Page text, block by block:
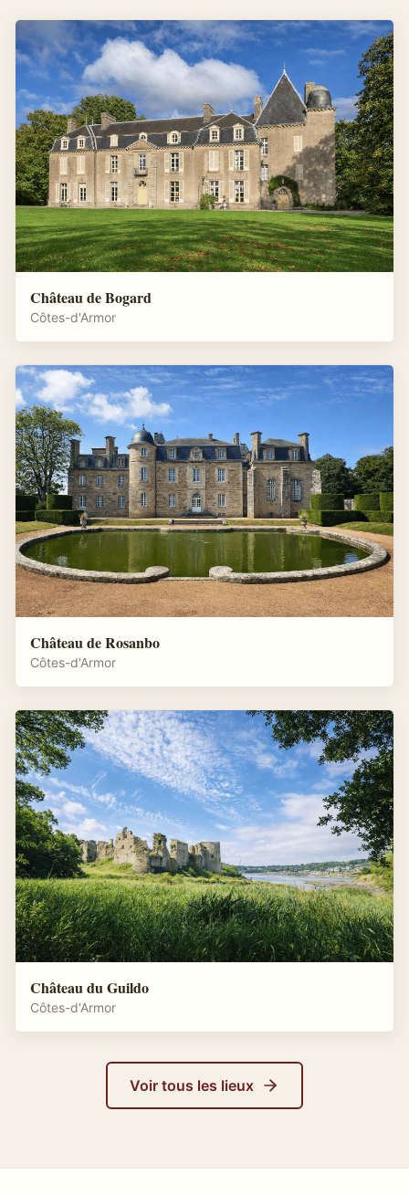
Château de Bogard
Côtes-d'Armor
Château de Rosanbo
Côtes-d'Armor
Château du Guildo
Côtes-d'Armor
Voir tous les lieux